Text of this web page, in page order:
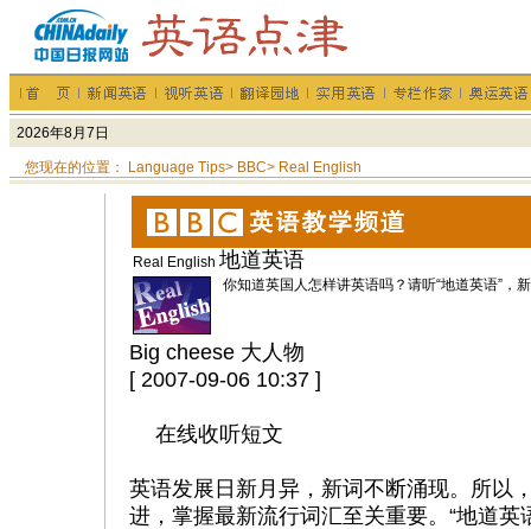
您现在的位置： Language Tips> BBC> Real English
Real English 地道英语
你知道英国人怎样讲英语吗？请听“地道英语”，
Big cheese 大人物
[ 2007-09-06 10:37 ]
在线收听短文
英语发展日新月异，新词不断涌现。所以
进，掌握最新流行词汇至关重要。“地道英